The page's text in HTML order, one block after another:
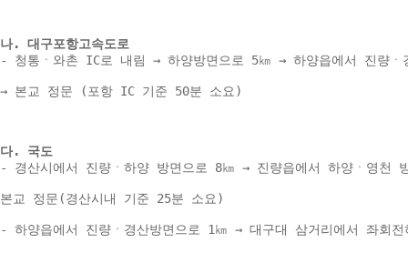
나. 대구포항고속도로
- 청통ㆍ와촌 IC로 내림 → 하양방면으로 5㎞ → 하양읍에서 진량
→ 본교 정문 (포항 IC 기준 50분 소요)
다. 국도
- 경산시에서 진량ㆍ하양 방면으로 8㎞ → 진량읍에서 하양ㆍ영
본교 정문(경산시내 기준 25분 소요)
- 하양읍에서 진량ㆍ경산방면으로 1㎞ → 대구대 삼거리에서 좌